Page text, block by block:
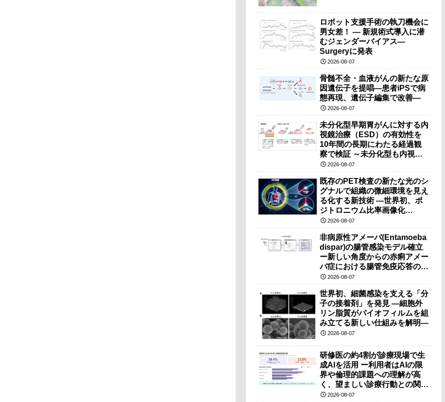
ロボット支援手術の執刀機会に
男女差！ — 新規術式導入に潜
むジェンダーバイアス—
Surgeryに発表
2026-08-07
骨髄不全・血液がんの新たな原
因遺伝子を提唱―患者iPSで病
態再現、遺伝子編集で改善―
2026-08-07
未分化型早期胃がんに対する内
視鏡治療（ESD）の有効性を
10年間の長期にわたる経過観
察で検証 ～未分化型も内視鏡
治療で胃の温存が可能～
2026-08-07
既存のPET検査の新たな光のシ
グナルで組織の微細環境を見え
る化する新技術 ―世界初、ポ
ジトロニウム比率画像化
（PRI）の原理検証に成功―
2026-08-07
非病原性アメーバ(Entamoeba
dispar)の腸管感染モデル確立
ー新しい角度からの赤痢アメー
バ症における腸管免疫応答の理
解に期待ー
2026-08-07
世界初、細菌感染を支える「分
子の接着剤」を発見 ―細胞外
リン脂質がバイオフィルムを組
み立てる新しい仕組みを解明―
2026-08-07
研修医の約4割が診療現場で生
成AIを活用 ー利用者はAIの限
界や倫理的課題への理解が高
く、望ましい診療行動との関連
も確認ー
2026-08-07